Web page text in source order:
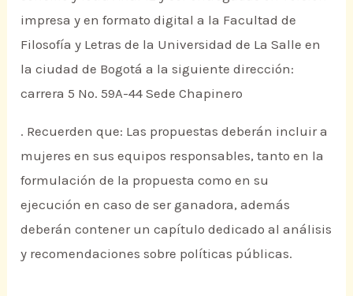
impresa y en formato digital a la Facultad de
Filosofía y Letras de la Universidad de La Salle en
la ciudad de Bogotá a la siguiente dirección:
carrera 5 No. 59A-44 Sede Chapinero
. Recuerden que: Las propuestas deberán incluir a
mujeres en sus equipos responsables, tanto en la
formulación de la propuesta como en su
ejecución en caso de ser ganadora, además
deberán contener un capítulo dedicado al análisis
y recomendaciones sobre políticas públicas.